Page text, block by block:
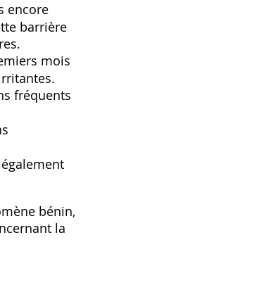
encore
barrière
mois
fréquents
bénin,
la